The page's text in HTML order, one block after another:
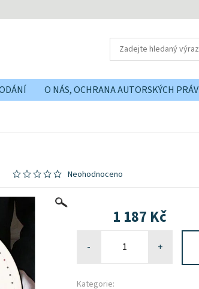
O NÁS, OCHRANA AUTORSKÝCH PRÁV
Neohodnoceno
1 187 Kč
- +
Kategorie: